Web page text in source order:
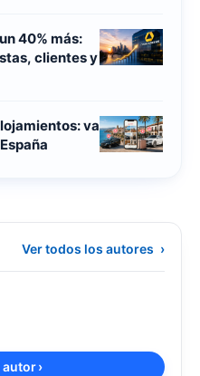
40% más:
clientes y
va
Ver todos los autores ›
autor›